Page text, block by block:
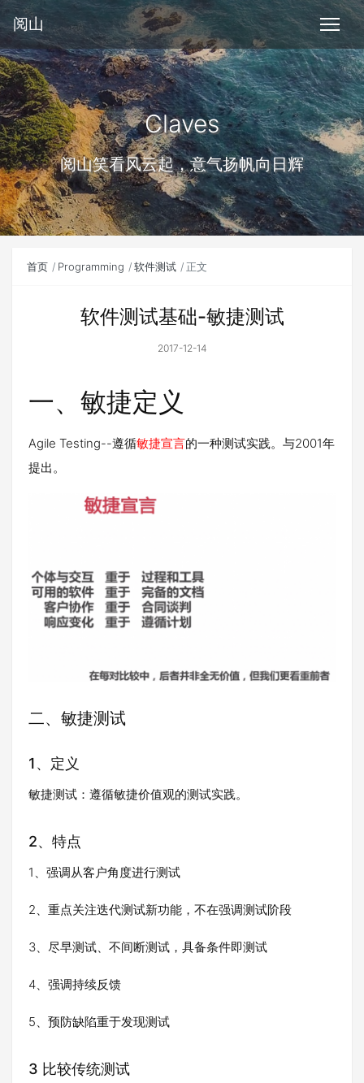
阅山
Claves
阅山笑看风云起，意气扬帆向日辉
首页 Programming 软件测试 正文
软件测试基础-敏捷测试
2017-12-14
一、敏捷定义
Agile Testing--遵循敏捷宣言的一种测试实践。与2001年
提出。
二、敏捷测试
1、定义
敏捷测试：遵循敏捷价值观的测试实践。
2、特点
1、强调从客户角度进行测试
2、重点关注迭代测试新功能，不在强调测试阶段
3、尽早测试、不间断测试，具备条件即测试
4、强调持续反馈
5、预防缺陷重于发现测试
3 比较传统测试